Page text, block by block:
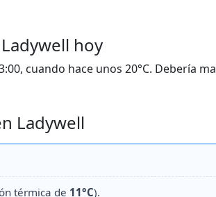
hoy
cuando hace unos 20°C. Debería
Ladywell
térmica de 11°C).